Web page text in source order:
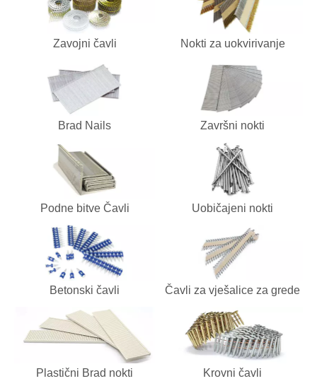
Zavojni čavli Nokti za uokvirivanje
Brad Nails Završni nokti
Podne bitve Čavli Uobičajeni nokti
Betonski čavli Čavli za vješalice za grede
Plastični Brad nokti Krovni čavli